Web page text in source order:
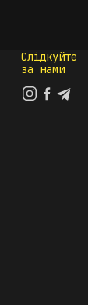
Слідкуйте
за нами